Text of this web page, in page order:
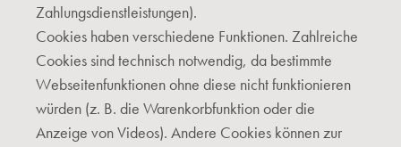
Zahlungsdienstleistungen).
Cookies haben verschiedene Funktionen. Zahlreiche
Cookies sind technisch notwendig, da bestimmte
Webseitenfunktionen ohne diese nicht funktionieren
würden (z. B. die Warenkorbfunktion oder die
Anzeige von Videos). Andere Cookies können zur